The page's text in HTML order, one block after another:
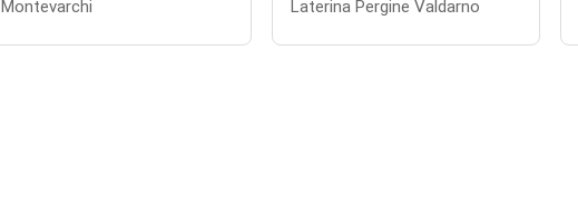
Montevarchi Laterina Pergine Valdarno